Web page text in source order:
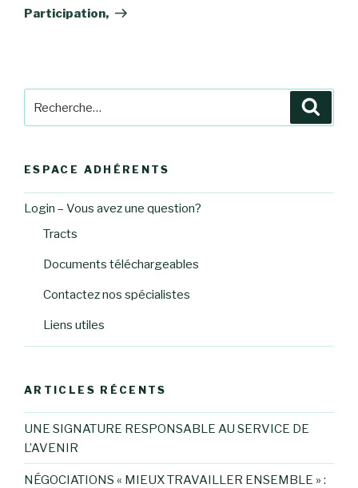
suivant
Participation,
pour
ESPACE ADHÉRENTS
Login – Vous avez une question?
Tracts
Documents téléchargeables
Contactez nos spécialistes
Liens utiles
ARTICLES RÉCENTS
UNE SIGNATURE RESPONSABLE AU SERVICE DE
L’AVENIR
NÉGOCIATIONS « MIEUX TRAVAILLER ENSEMBLE » :